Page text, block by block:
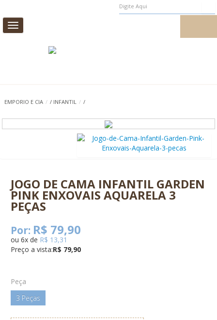
Toggle
navigation
CASA E DECORAÇÃO
AROMAS DE AMBIENTE
EMPORIO E CIA / / INFANTIL / /
JOGO DE CAMA INFANTIL GARDEN
PINK ENXOVAIS AQUARELA 3
PEÇAS
Por: R$ 79,90
ou6x de R$ 13,31
Preço a vista:R$ 79,90
Peça
3 Peças